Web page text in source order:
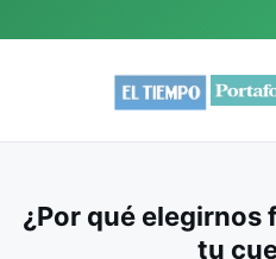
¿Por qué elegirnos
tu